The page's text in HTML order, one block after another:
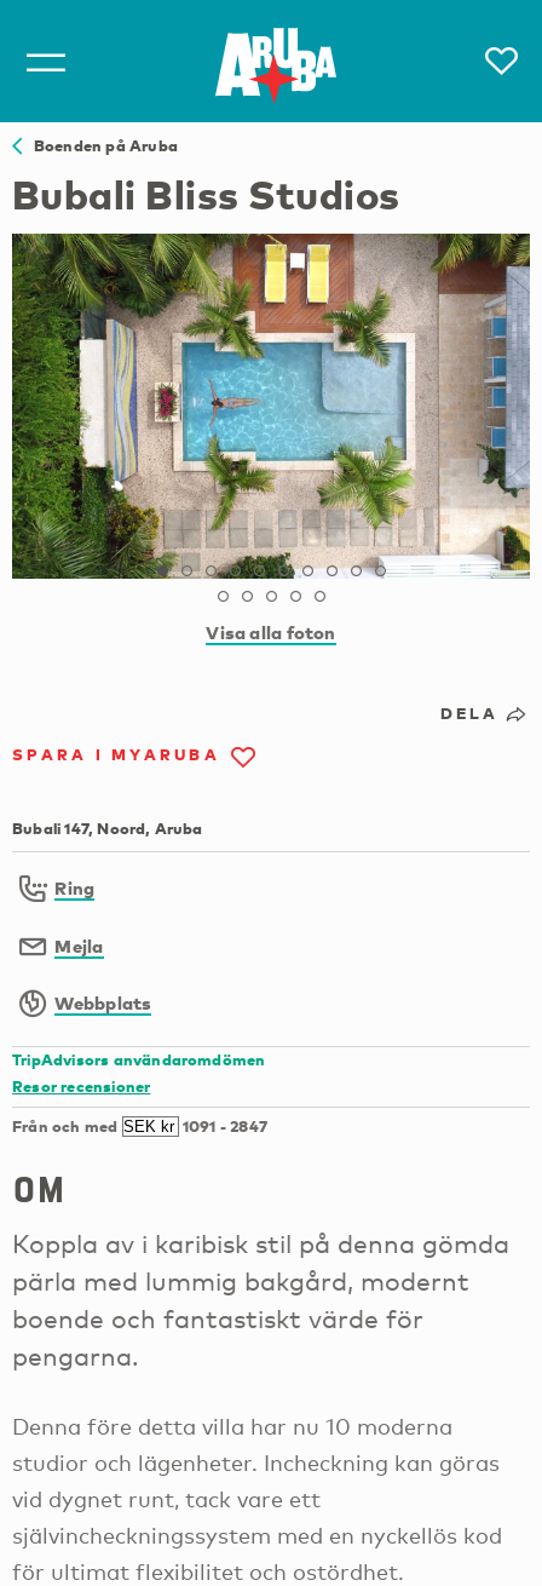
Boenden på Aruba
Bubali Bliss Studios
Visa alla foton
DELA
SPARA I MYARUBA
Bubali 147, Noord, Aruba
Ring
Mejla
Webbplats
TripAdvisors användaromdömen
Resor recensioner
Från och med 1091 -2847
om
Koppla av i karibisk stil på denna gömda
pärla med lummig bakgård, modernt
boende och fantastiskt värde för
pengarna.
Denna före detta villa har nu 10 moderna
studior och lägenheter. Incheckning kan göras
vid dygnet runt, tack vare ett
självincheckningssystem med en nyckellös kod
för ultimat flexibilitet och ostördhet.